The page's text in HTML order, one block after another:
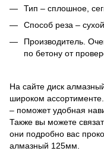
Тип – сплошное,
Способ реза –
Производитель.
по бетону от
На сайте диск
широком
– поможет удобная
Также вы можете
они подробно вас
алмазный 125мм.